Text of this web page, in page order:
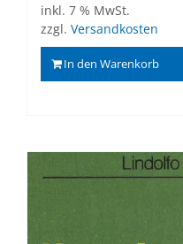
inkl. 7 % MwSt.
zzgl. Versandkosten
In den Warenkorb